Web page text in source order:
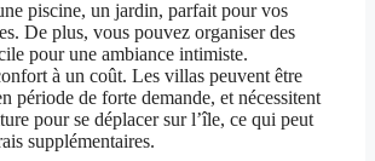
piscine, un jardin, parfait pour vos
De plus, vous pouvez organiser des
pour une ambiance intimiste.
à un coût. Les villas peuvent être
période de forte demande, et nécessitent
pour se déplacer sur l’île, ce qui peut
supplémentaires.